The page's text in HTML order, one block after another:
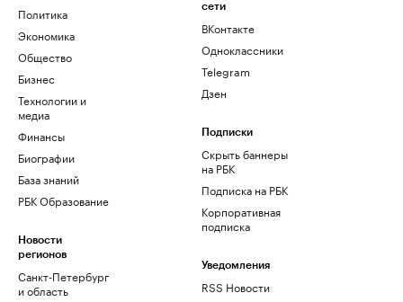
Политика
Экономика
Общество
Бизнес
Технологии и
медиа
Финансы
Биографии
База знаний
РБК Образование
Новости
регионов
Санкт-Петербург
и область
сети
ВКонтакте
Одноклассники
Telegram
Дзен
Подписки
Скрыть баннеры
на РБК
Подписка на РБК
Корпоративная
подписка
Уведомления
RSS Новости